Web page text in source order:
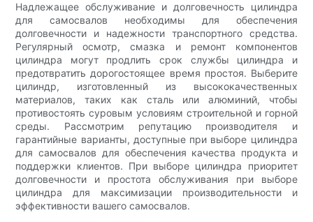
Надлежащее обслуживание и долговечность цилиндра
для самосвалов необходимы для обеспечения
долговечности и надежности транспортного средства.
Регулярный осмотр, смазка и ремонт компонентов
цилиндра могут продлить срок службы цилиндра и
предотвратить дорогостоящее время простоя. Выберите
цилиндр, изготовленный из высококачественных
материалов, таких как сталь или алюминий, чтобы
противостоять суровым условиям строительной и горной
среды. Рассмотрим репутацию производителя и
гарантийные варианты, доступные при выборе цилиндра
для самосвалов для обеспечения качества продукта и
поддержки клиентов. При выборе цилиндра приоритет
долговечности и простота обслуживания при выборе
цилиндра для максимизации производительности и
эффективности вашего самосвалов.